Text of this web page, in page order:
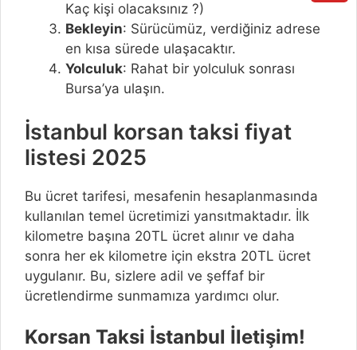
Kaç kişi olacaksınız ?)
Bekleyin: Sürücümüz, verdiğiniz adrese
en kısa sürede ulaşacaktır.
Yolculuk: Rahat bir yolculuk sonrası
Bursa’ya ulaşın.
İstanbul korsan taksi fiyat
listesi 2025
Bu ücret tarifesi, mesafenin hesaplanmasında
kullanılan temel ücretimizi yansıtmaktadır. İlk
kilometre başına 20TL ücret alınır ve daha
sonra her ek kilometre için ekstra 20TL ücret
uygulanır. Bu, sizlere adil ve şeffaf bir
ücretlendirme sunmamıza yardımcı olur.
Korsan Taksi İstanbul İletişim!